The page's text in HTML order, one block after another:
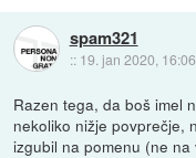
spam321
:: 19. jan 2020, 16:06
Razen tega, da boš imel
nekoliko nižje povprečje,
izgubil na pomenu (ne